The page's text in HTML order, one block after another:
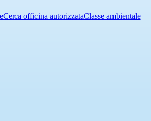
Cerca officina autorizzataClasse ambientale